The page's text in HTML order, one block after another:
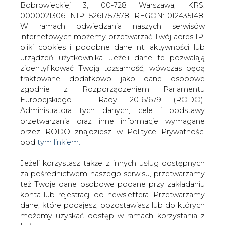
Jeżeli korzystasz także z innych usług dostępnych
za pośrednictwem naszego serwisu, przetwarzamy
też Twoje dane osobowe podane przy zakładaniu
konta lub rejestracji do newslettera. Przetwarzamy
dane, które podajesz, pozostawiasz lub do których
możemy uzyskać dostęp w ramach korzystania z
Usług.
Informacje dotyczące Administratora Twoich
danych osobowych a także cele i podstawy
przetwarzania oraz inne niezbędne informacje
wymagane przez RODO znajdziesz w Polityce
Prywatności pod wskazanym linkiem (
tym linkiem
Dane zbierane na potrzeby różnych usług mogą
być przetwarzane w różnych celach, na różnych
podstawach.
Pamiętaj, że w związku z przetwarzaniem danych
osobowych przysługuje Ci szereg gwarancji i praw,
a przede wszystkim prawo do odwołania zgody
oraz prawo sprzeciwu wobec przetwarzania Twoich
Przewodniczący MZZP Enei
zapowiedział podjęcie jeszcze w tym
tygodniu decyzji w sprawie protestu
&#8222;urlopowego&#8221;. Natomiast
&#8222;Solidarność&#8221;, w razie
niepomyślnej decyzji ministerstwa,
rozważa demonstracje w Warszawie.
Krytykowany przez związkowców jest
możliwość zakupu spółki przez
Francuzów.
– Jeżeli minister Grad nie podejmie kroków w celu
uspokojenia sytuacji, należy się liczyć z tym, że najpóźniej
w następnym tygodniu podejmiemy decyzję o